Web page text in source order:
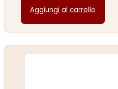
Aggiungi al carrello